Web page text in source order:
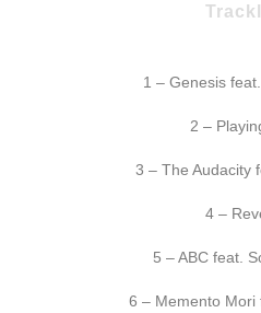
1 – Genesis
2 –
3 – The Audacity
4 –
5 – ABC feat.
6 – Memento Mori